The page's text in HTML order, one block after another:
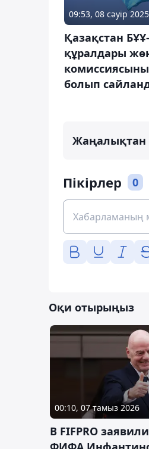
09:53, 08 сәуір 2025
Қазақстан
құралдары
болып
Жаңалықтан
Пікірлер 0
Оқи отырыңыз
00:10, 07 тамыз 2026
В FIFPRO